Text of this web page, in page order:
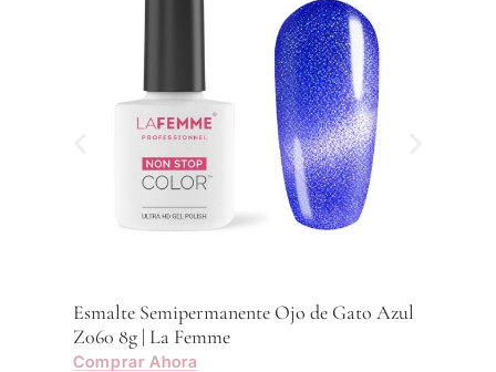
Esmalte Semipermanente Ojo de Gato Azul
Z060 8g | La Femme
Comprar Ahora